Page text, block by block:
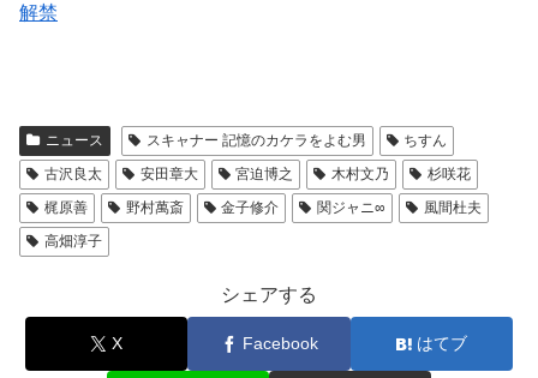
解禁
ニュース スキャナー 記憶のカケラをよむ男
ちすん
古沢良太
安田章大 宮迫博之 木村文乃
杉咲花
梶原善
野村萬斎 金子修介 関ジャニ∞
風間杜夫
高畑淳子
シェアする
X Facebook はてブ